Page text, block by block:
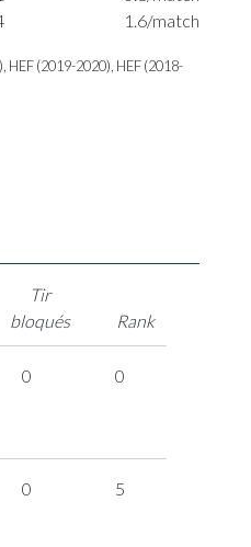
1.6/match
HEF (2019-2020), HEF (2018-
Tir
bloqués
Rank
0 0
0 5